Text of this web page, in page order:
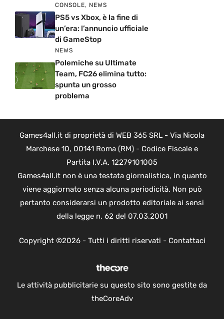
CONSOLE, NEWS
PS5 vs Xbox, è la fine di
un’era: l’annuncio ufficiale
di GameStop
NEWS
Polemiche su Ultimate
Team, FC26 elimina tutto:
spunta un grosso
problema
Games4all.it di proprietà di WEB 365 SRL - Via Nicola
Marchese 10, 00141 Roma (RM) - Codice Fiscale e
Partita I.V.A. 12279101005
Games4all.it non è una testata giornalistica, in quanto
viene aggiornato senza alcuna periodicità. Non può
pertanto considerarsi un prodotto editoriale ai sensi
della legge n. 62 del 07.03.2001
Copyright ©2026 - Tutti i diritti riservati - Contattaci
Le attività pubblicitarie su questo sito sono gestite da
theCoreAdv